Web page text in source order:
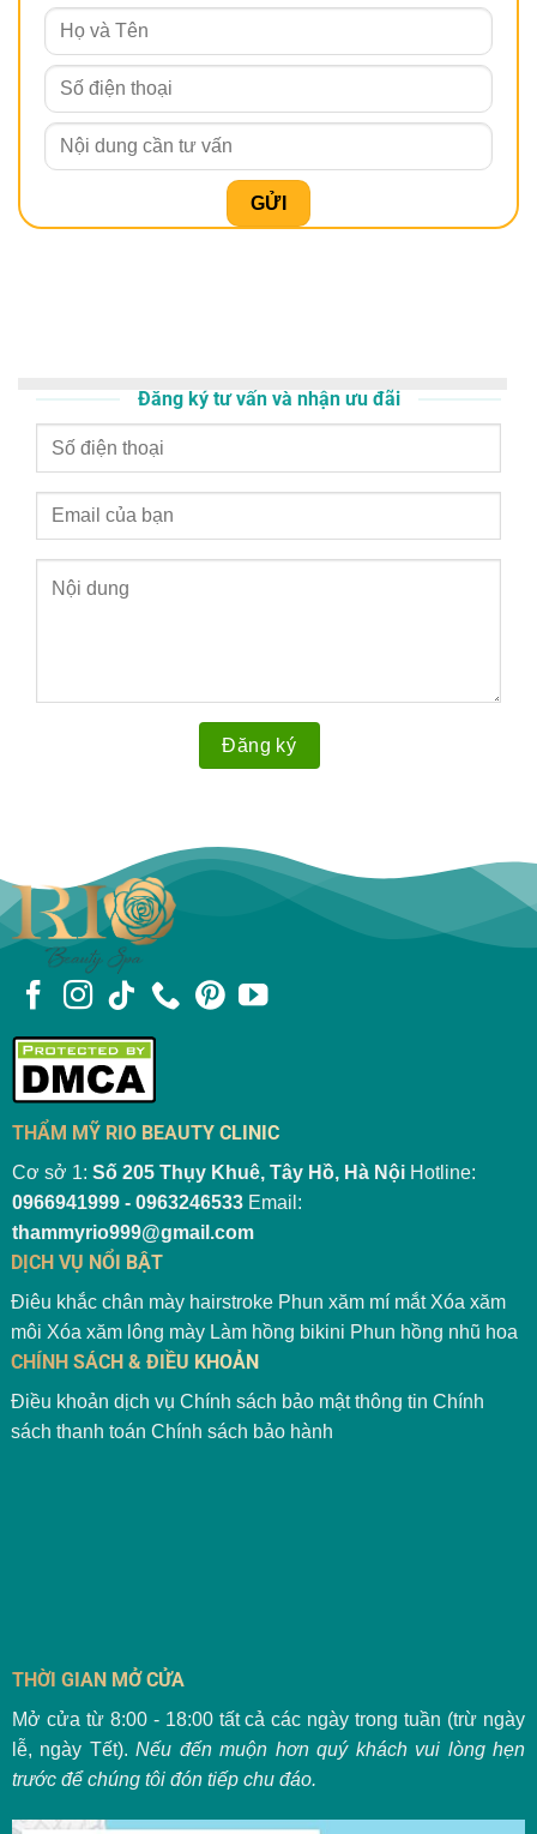
Đăng ký tư vấn và nhận ưu đãi
THẨM MỸ RIO BEAUTY CLINIC
Cơ sở 1: Số 205 Thụy Khuê, Tây Hồ, Hà NộiHotline:
0966941999 - 0963246533Email:
thammyrio999@gmail.com
DỊCH VỤ NỔI BẬT
Điêu khắc chân mày hairstroke Phun xăm mí mắt Xóa xăm
môi Xóa xăm lông mày Làm hồng bikini Phun hồng nhũ hoa
CHÍNH SÁCH & ĐIỀU KHOẢN
Điều khoản dịch vụ Chính sách bảo mật thông tin Chính
sách thanh toán Chính sách bảo hành
THỜI GIAN MỞ CỬA
Mở cửa từ 8:00 - 18:00 tất cả các ngày trong tuần (trừ ngày
lễ, ngày Tết).Nếu đến muộn hơn quý khách vui lòng hẹn
trước để chúng tôi đón tiếp chu đáo.